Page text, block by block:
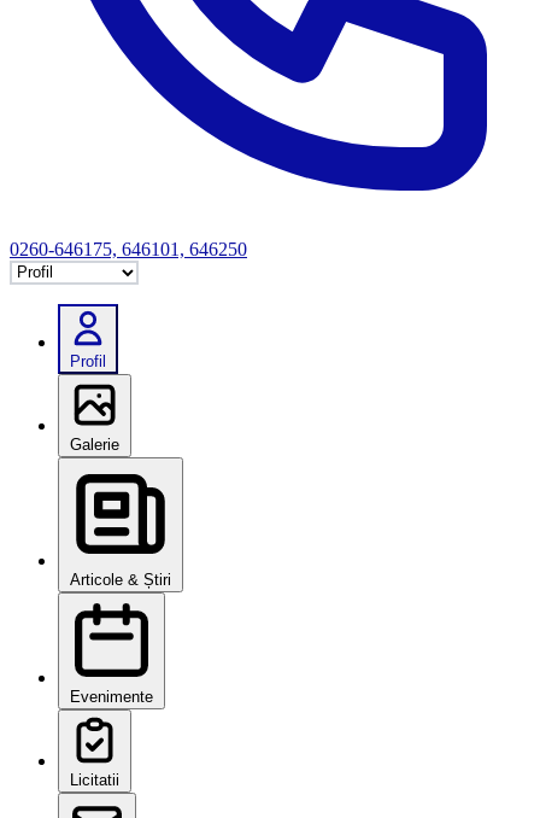
0260-646175, 646101, 646250
Selectează tab
Profil
Galerie
Articole & Știri
Evenimente
Licitatii